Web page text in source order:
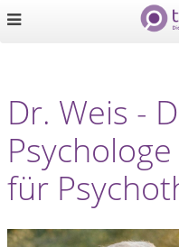
Dr. Weis -
für